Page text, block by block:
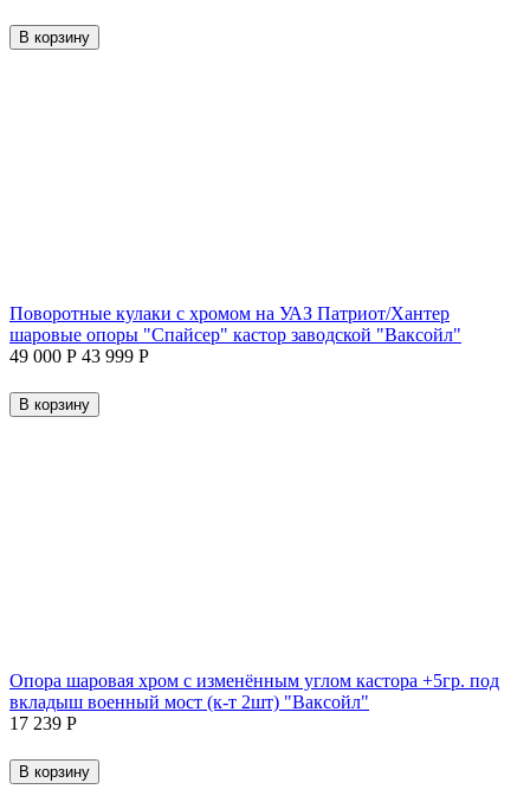
В корзину
Поворотные кулаки с хромом на УАЗ Патриот/Хантер
шаровые опоры "Спайсер" кастор заводской "Ваксойл"
49 000 Р 43 999 Р
В корзину
Опора шаровая хром с изменённым углом кастора +5гр. под
вкладыш военный мост (к-т 2шт) "Ваксойл"
17 239 Р
В корзину